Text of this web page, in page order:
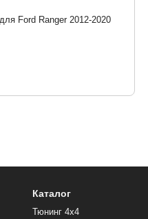
Ford Ranger 2012-2020
Каталог
Тюнинг 4х4